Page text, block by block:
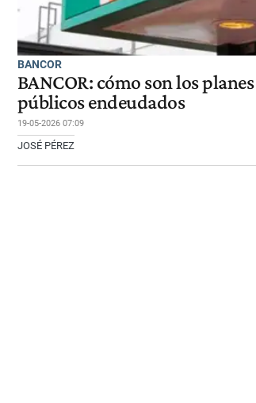
BANCOR
BANCOR: cómo son los
públicos endeudados
19-05-2026 07:09
JOSÉ PÉREZ